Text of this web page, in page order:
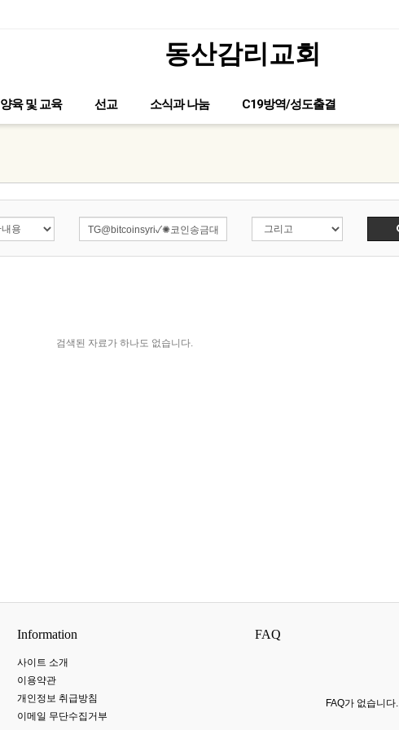
동산감리교회
양육 및 교육 선교 소식과 나눔 C19방역/성도출결
검색된 자료가 하나도 없습니다.
Information
사이트 소개
이용약관
개인정보 취급방침
이메일 무단수집거부
FAQ
FAQ가 없습니다.